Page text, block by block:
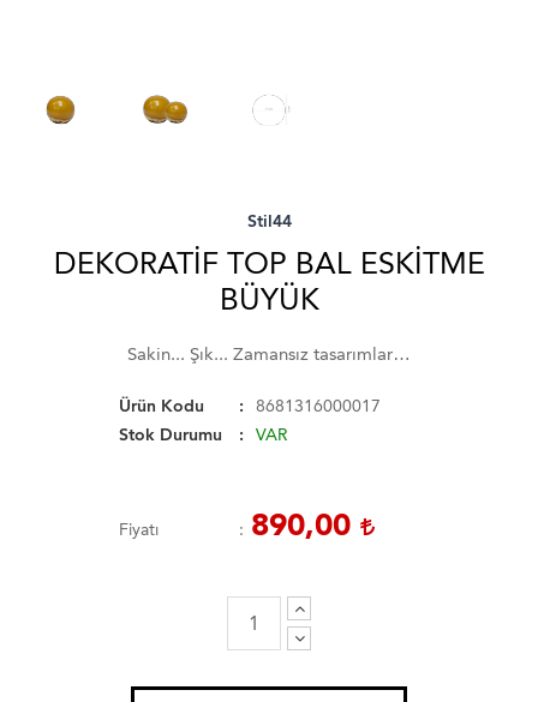
Stil44
DEKORATİF TOP BAL ESKİTME
BÜYÜK
Sakin... Şık... Zamansız tasarımlar…
Ürün Kodu
8681316000017
Stok Durumu
VAR
Fiyatı 890,00